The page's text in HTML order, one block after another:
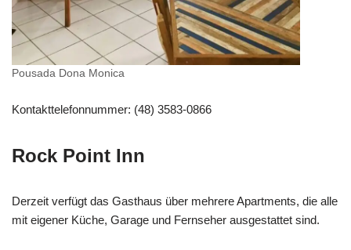
Pousada Dona Monica
Kontakttelefonnummer: (48) 3583-0866
Rock Point Inn
Derzeit verfügt das Gasthaus über mehrere Apartments, die alle
mit eigener Küche, Garage und Fernseher ausgestattet sind.